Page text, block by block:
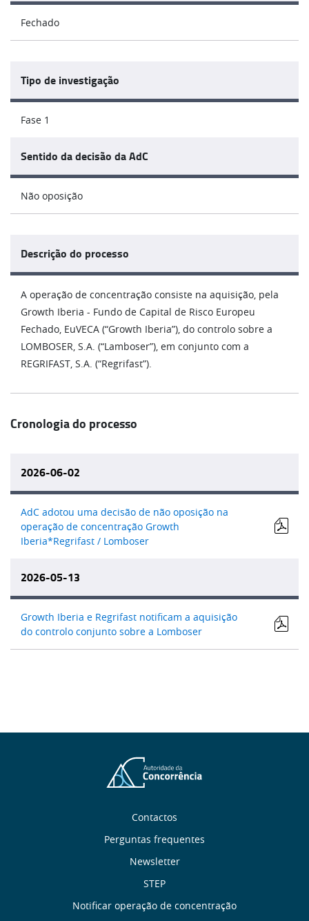
Fechado
Tipo de investigação
Fase 1
Sentido da decisão da AdC
Não oposição
Descrição do processo
A operação de concentração consiste na aquisição, pela
Growth Iberia - Fundo de Capital de Risco Europeu
Fechado, EuVECA (“Growth Iberia”), do controlo sobre a
LOMBOSER, S.A. (“Lamboser”), em conjunto com a
REGRIFAST, S.A. (“Regrifast”).
Cronologia do processo
2026-06-02
AdC adotou uma decisão de não oposição na
operação de concentração Growth
Iberia*Regrifast / Lomboser
2026-05-13
Growth Iberia e Regrifast notificam a aquisição
do controlo conjunto sobre a Lomboser
Contactos
Perguntas frequentes
Newsletter
STEP
Notificar operação de concentração